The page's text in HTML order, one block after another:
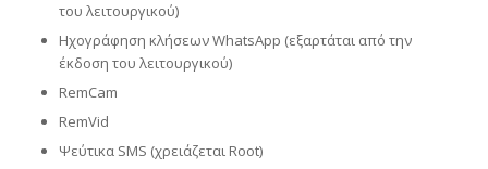
του λειτουργικού)
Ηχογράφηση κλήσεων WhatsApp (εξαρτάται από την
έκδοση του λειτουργικού)
RemCam
RemVid
Ψεύτικα SMS (χρειάζεται Root)